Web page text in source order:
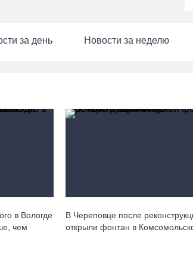
за день Новости за неделю
в Вологде
чем
В Череповце после
открыли фонтан в